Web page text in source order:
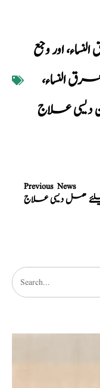
اور وجع
النساء،
دیسی علاج
Previous News